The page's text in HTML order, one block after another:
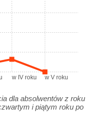
w IV roku w V roku
dla absolwentów z roku
i piątym roku po